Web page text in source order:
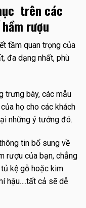
trên các
rượu
tầm quan trọng của
đa dạng nhất, phù
trưng bày, các mẫu
họ cho các khách
những ý tưởng đó.
tin bổ sung về
rượu của bạn, chẳng
kệ gỗ hoặc kim
hậu….tất cả sẽ dễ